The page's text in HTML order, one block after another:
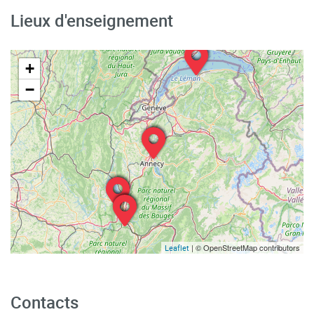
Lieux d'enseignement
+
−
Leaflet | © OpenStreetMap contributors
Contacts